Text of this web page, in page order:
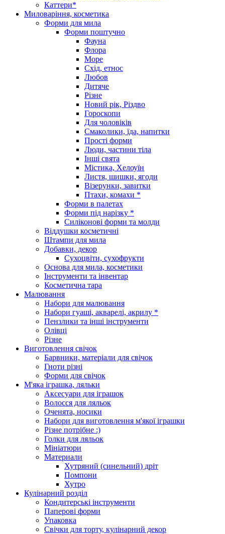
Каттери*
Миловаріння, косметика
Форми для мила
Форми поштучно
Фауна
Флора
Море
Схід, етнос
Любов
Дитяче
Різне
Новий рік, Різдво
Гороскопи
Для чоловіків
Смаколики, їда, напитки
Прості форми
Люди, частини тіла
Інші свята
Містика, Хелоуїн
Листя, шишки, ягоди
Візерунки, завитки
Птахи, комахи *
Форми в палетах
Форми під нарізку *
Силіконові форми та молди
Віддушки косметичні
Штампи для мила
Добавки, декор
Сухоцвіти, сухофрукти
Основа для мила, косметики
Інструменти та інвентар
Косметична тара
Малювання
Набори для малювання
Набори гуаші, акварелі, акрилу *
Пензлики та інші інструменти
Олівці
Різне
Виготовлення свічок
Барвники, матеріали для свічок
Гноти різні
Форми для свічок
М'яка іграшка, ляльки
Аксесуари для іграшок
Волосся для ляльок
Оченята, носики
Набори для виготовлення м'якої іграшки
Різне потрібне :)
Голки для ляльок
Мініатюри
Материали
Хутряний (синельний) дріт
Помпони
Хутро
Кулінарний розділ
Кондитерські інструменти
Паперові форми
Упаковка
Свічки для торту, кулінарний декор